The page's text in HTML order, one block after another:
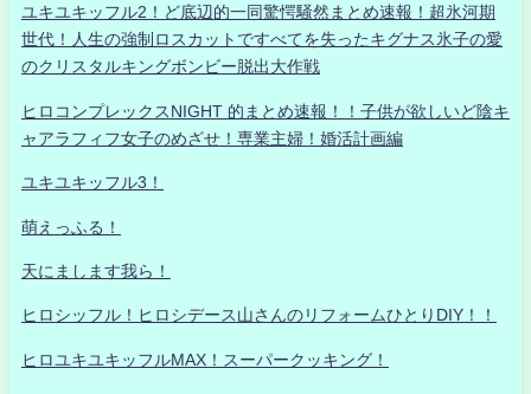
ユキユキッフル2！ど底辺的一同驚愕騒然まとめ速報！超氷河期
世代！人生の強制ロスカットですべてを失ったキグナス氷子の愛
のクリスタルキングボンビー脱出大作戦
ヒロコンプレックスNIGHT 的まとめ速報！！子供が欲しいど陰キ
ャアラフィフ女子のめざせ！専業主婦！婚活計画編
ユキユキッフル3！
萌えっふる！
天にまします我ら！
ヒロシッフル！ヒロシデース山さんのリフォームひとりDIY！！
ヒロユキユキッフルMAX！スーパークッキング！